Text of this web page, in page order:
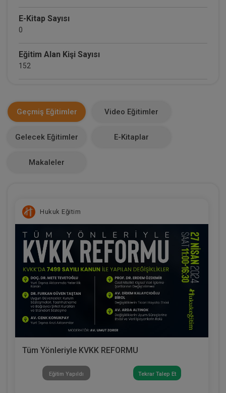
E-Kitap Sayısı
0
Eğitim Alan Kişi Sayısı
152
0
0
Geçmiş Eğitimler Video Eğitimler
Gelecek Eğitimler E-Kitaplar
Makaleler
Hukuk Eğitim
Tüm Yönleriyle KVKK REFORMU
Eğitim Yapıldı Tekrar Talep Et